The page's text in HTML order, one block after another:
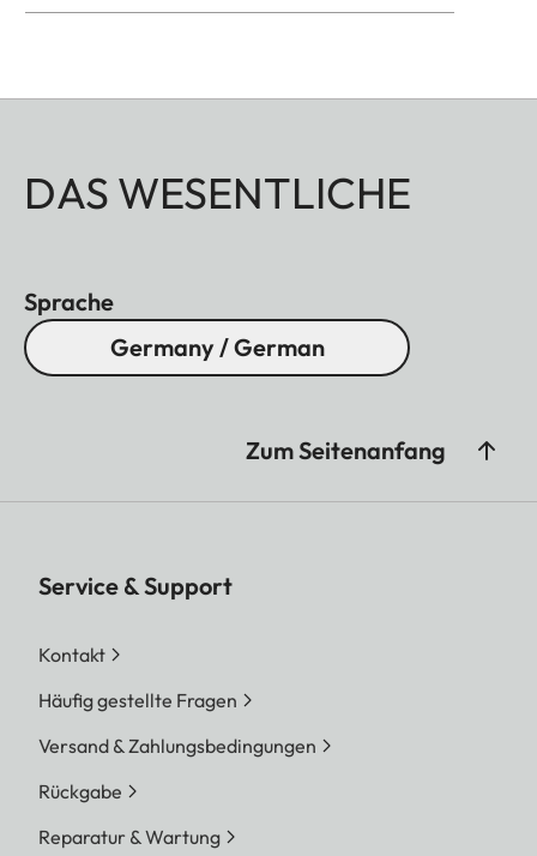
DAS WESENTLICHE
Sprache
Germany / German
Zum Seitenanfang
Service & Support
Kontakt
Häufig gestellte Fragen
Versand & Zahlungsbedingungen
Rückgabe
Reparatur & Wartung